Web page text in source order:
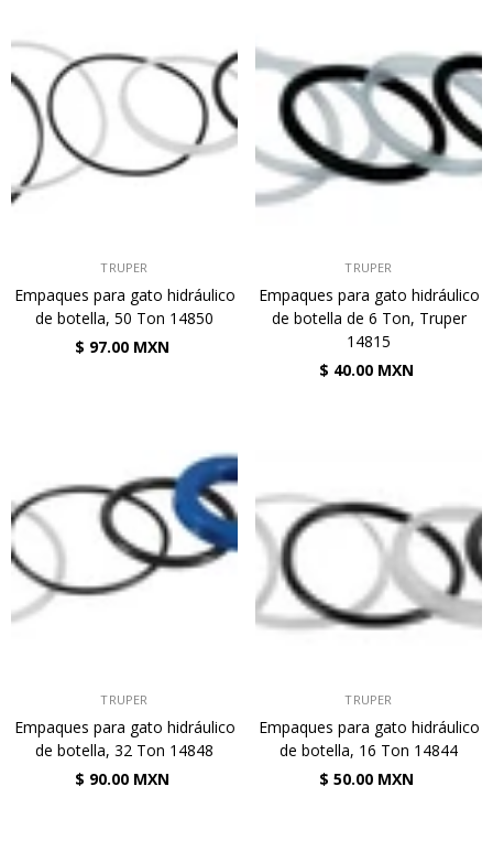
TRUPER
Empaques para gato hidráulico
de botella, 50 Ton 14850
$ 97.00 MXN
TRUPER
Empaques para gato hidráulico
de botella de 6 Ton, Truper
14815
$ 40.00 MXN
TRUPER
Empaques para gato hidráulico
de botella, 32 Ton 14848
$ 90.00 MXN
TRUPER
Empaques para gato hidráulico
de botella, 16 Ton 14844
$ 50.00 MXN